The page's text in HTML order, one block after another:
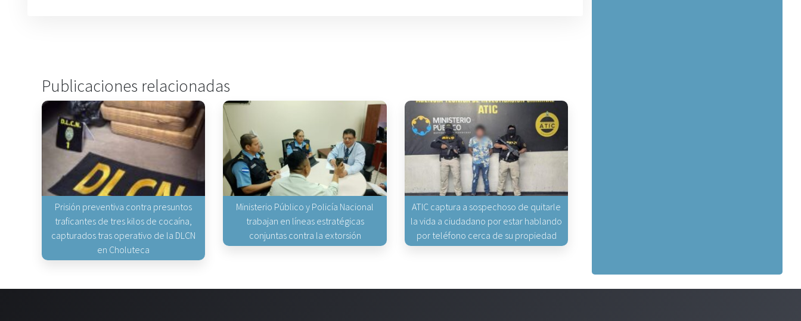
Publicaciones relacionadas
Prisión preventiva contra presuntos
traficantes de tres kilos de cocaína,
capturados tras operativo de la DLCN
en Choluteca
Ministerio Público y Policía Nacional
trabajan en líneas estratégicas
conjuntas contra la extorsión
ATIC captura a sospechoso de quitarle
la vida a ciudadano por estar hablando
por teléfono cerca de su propiedad